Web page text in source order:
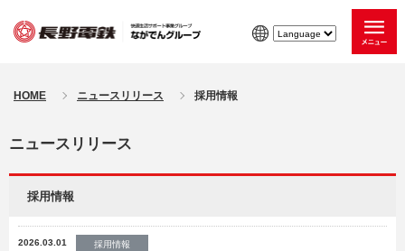
HOME ニュースリリース 採用情報
ニュースリリース
採用情報
2026.03.01 採用情報